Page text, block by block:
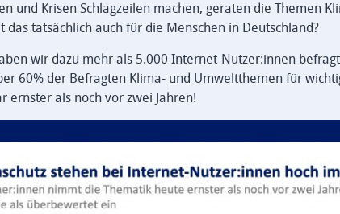
und Krisen Schlagzeilen machen, geraten die Themen
tatsächlich auch für die Menschen in Deutschland?
wir dazu mehr als 5.000 Internet-Nutzer:innen
60% der Befragten Klima- und Umweltthemen für
ernster als noch vor zwei Jahren!